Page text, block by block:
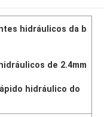
hidráulicos da b
de 2.4mm
hidráulico do